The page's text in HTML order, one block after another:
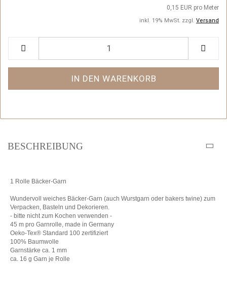
0,15 EUR pro Meter
inkl. 19% MwSt. zzgl. Versand
BESCHREIBUNG
1 Rolle Bäcker-Garn
Wundervoll weiches Bäcker-Garn (auch Wurstgarn oder bakers twine) zum
Verpacken, Basteln und Dekorieren.
- bitte nicht zum Kochen verwenden -
45 m pro Garnrolle, made in Germany
Oeko-Tex® Standard 100 zertifiziert
100% Baumwolle
Garnstärke ca. 1 mm
ca. 16 g Garn je Rolle